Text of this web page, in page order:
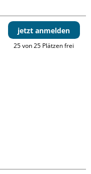
jetzt anmelden
25 von 25 Plätzen frei